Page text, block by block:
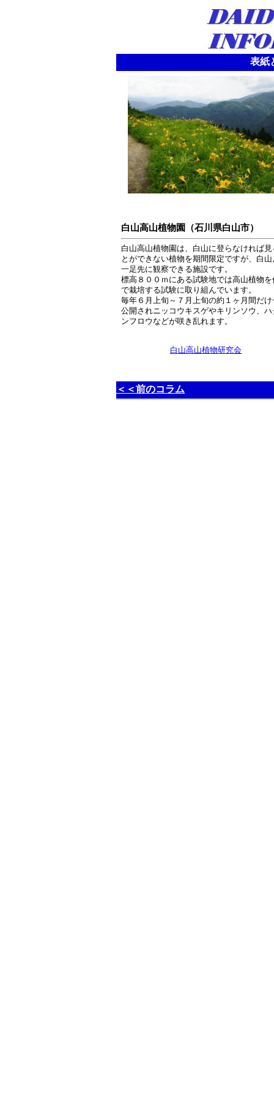
表紙
白山高山植物園（石川県白山市）
白山高山植物園は、白山に登らなければ見
とができない植物を期間限定ですが、白山
一足先に観察できる施設です。
標高８００ｍにある試験地では高山植物を
で栽培する試験に取り組んでいます。
毎年６月上旬～７月上旬の約１ヶ月間だけ
公開されニッコウキスゲやキリンソウ、ハ
ンフロウなどが咲き乱れます。
白山高山植物研究会
＜＜前のコラム